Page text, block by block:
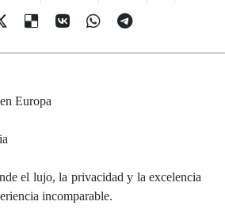
Europa
el lujo, la privacidad y la excelencia
incomparable.